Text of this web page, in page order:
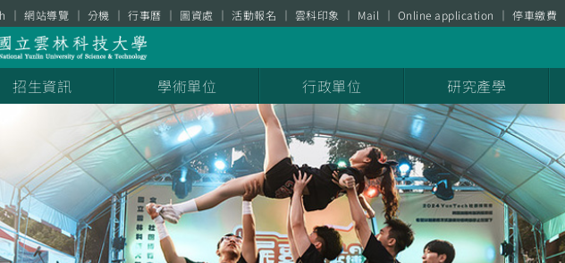
網站導覽 分機 行事曆 圖資處 活動報名 雲科印象 Mail Online application 停車繳費
招生資訊 學術單位 行政單位 研究產學